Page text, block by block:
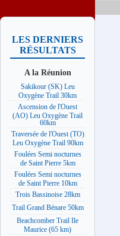
LES DERNIERS
RÉSULTATS
A la Réunion
Sakikour (SK) Leu
Oxygène Trail 30km
Ascension de l'Ouest
(AO) Leu Oxygène Trail
60km
Traversée de l'Ouest (TO)
Leu Oxygène Trail 90km
Foulées Semi nocturnes
de Saint Pierre 5km
Foulées Semi nocturnes
de Saint Pierre 10km
Trois Bassinoise 28km
Trail Grand Bénare 50km
Beachcomber Trail Ile
Maurice (65 km)